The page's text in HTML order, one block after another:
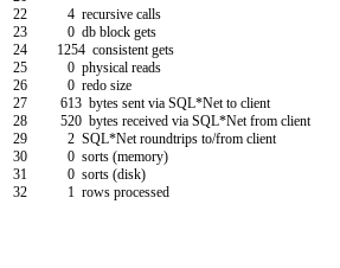
22
23
24
25
26
27
28
29
30
31
32
4 recursive calls
0 db block gets
1254 consistent gets
0 physical reads
0 redo size
613 bytes sent via SQL*Net to client
520 bytes received via SQL*Net from client
2 SQL*Net roundtrips to/from client
0 sorts (memory)
0 sorts (disk)
1 rows processed